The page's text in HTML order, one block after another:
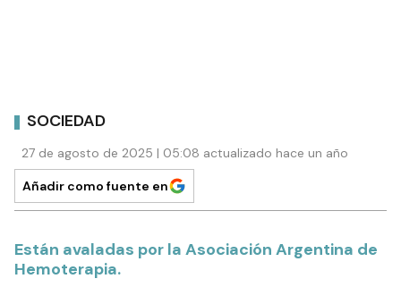
SOCIEDAD
27 de agosto de 2025 | 05:08 actualizado hace un año
Añadir como fuente en
Están avaladas por la Asociación Argentina de
Hemoterapia.